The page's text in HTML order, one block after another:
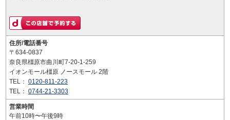
住所/電話番号
〒634-0837
奈良県橿原市曲川町7-20-1-259
イオンモール橿原 ノースモール 2階
TEL： 0120-811-223
TEL： 0744-21-3303
営業時間
午前10時〜午後9時